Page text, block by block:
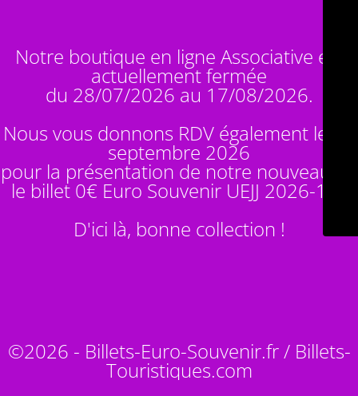
Notre boutique en ligne Associative est
actuellement fermée
du 28/07/2026 au 17/08/2026.
Nous vous donnons RDV également le 14
septembre 2026
pour la présentation de notre nouveauté :
le billet 0€ Euro Souvenir UEJJ 2026-10
D'ici là, bonne collection !
©2026 - Billets-Euro-Souvenir.fr / Billets-
Touristiques.com